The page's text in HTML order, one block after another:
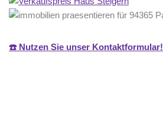
☎️ Nutzen Sie unser Kontaktformular!